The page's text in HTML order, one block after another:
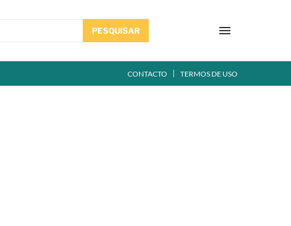
PESQUISAR
CONTACTO TERMOS DE USO